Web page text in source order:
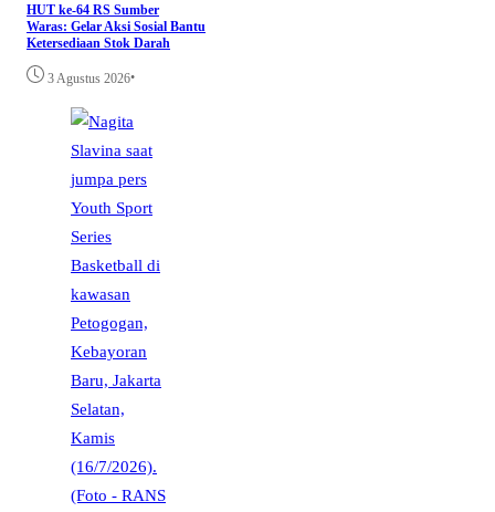
​HUT ke-64 RS Sumber
Waras: Gelar Aksi Sosial Bantu
Ketersediaan Stok Darah
3 Agustus 2026•